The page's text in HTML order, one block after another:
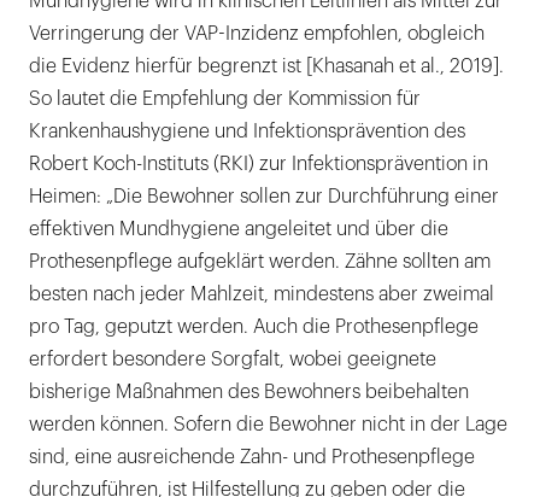
Verringerung der VAP-Inzidenz empfohlen, obgleich
die Evidenz hierfür begrenzt ist [Khasanah et al., 2019].
So lautet die Empfehlung der Kommission für
Krankenhaushygiene und Infektionsprävention des
Robert Koch-Instituts (RKI) zur Infektionsprävention in
Heimen: „Die Bewohner sollen zur Durchführung einer
effektiven Mundhygiene angeleitet und über die
Prothesenpflege aufgeklärt werden. Zähne sollten am
besten nach jeder Mahlzeit, mindestens aber zweimal
pro Tag, geputzt werden. Auch die Prothesenpflege
erfordert besondere Sorgfalt, wobei geeignete
bisherige Maßnahmen des Bewohners beibehalten
werden können. Sofern die Bewohner nicht in der Lage
sind, eine ausreichende Zahn- und Prothesenpflege
durchzuführen, ist Hilfestellung zu geben oder die